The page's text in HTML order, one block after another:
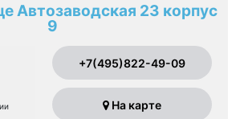
Автозаводская 23 корпус
9
+7(495)822-49-09
На карте